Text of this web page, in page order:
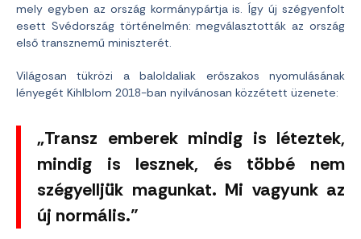
mely egyben az ország kormánypártja is. Így új szégyenfolt
esett Svédország történelmén: megválasztották az ország
első transznemű miniszterét.
Világosan tükrözi a baloldaliak erőszakos nyomulásának
lényegét Kihlblom 2018-ban nyilvánosan közzétett üzenete:
„Transz emberek mindig is léteztek,
mindig is lesznek, és többé nem
szégyelljük magunkat. Mi vagyunk az
új normális.”